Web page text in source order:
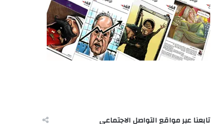
تابعنا عبر مواقع التواصل الاجتماعى